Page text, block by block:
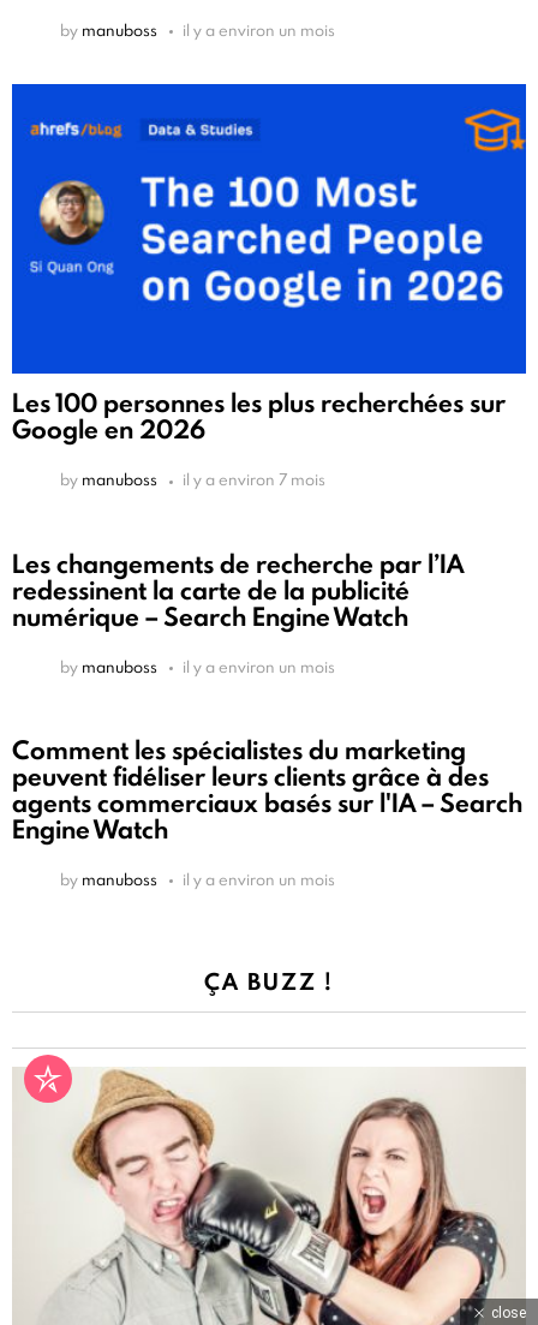
by manuboss il y a environ un mois
Les 100 personnes les plus recherchées sur
Google en 2026
by manuboss il y a environ 7 mois
Les changements de recherche par l’IA
redessinent la carte de la publicité
numérique – Search Engine Watch
by manuboss il y a environ un mois
Comment les spécialistes du marketing
peuvent fidéliser leurs clients grâce à des
agents commerciaux basés sur l'IA – Search
Engine Watch
by manuboss il y a environ un mois
ÇA BUZZ !
close